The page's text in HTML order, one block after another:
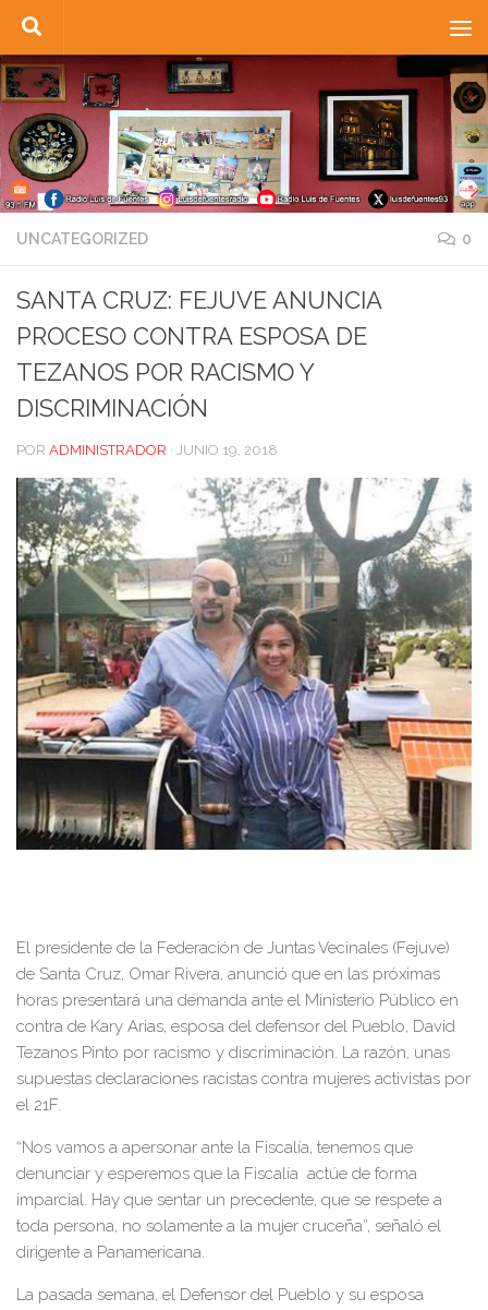
Saltar al contenido
UNCATEGORIZED 0
SANTA CRUZ: FEJUVE ANUNCIA
PROCESO CONTRA ESPOSA DE
TEZANOS POR RACISMO Y
DISCRIMINACIÓN
POR ADMINISTRADOR · JUNIO 19, 2018
El presidente de la Federación de Juntas Vecinales (Fejuve)
de Santa Cruz, Omar Rivera, anunció que en las próximas
horas presentará una demanda ante el Ministerio Público en
contra de Kary Arias, esposa del defensor del Pueblo, David
Tezanos Pinto por racismo y discriminación. La razón, unas
supuestas declaraciones racistas contra mujeres activistas por
el 21F.
“Nos vamos a apersonar ante la Fiscalía, tenemos que
denunciar y esperemos que la Fiscalía actúe de forma
imparcial. Hay que sentar un precedente, que se respete a
toda persona, no solamente a la mujer cruceña”, señaló el
dirigente a Panamericana.
La pasada semana, el Defensor del Pueblo y su esposa